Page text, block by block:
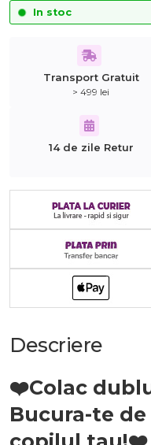
In stoc
Transport Gratuit
> 499 lei
14 de zile Retur
Descriere
❤️Colac
Bucura-te